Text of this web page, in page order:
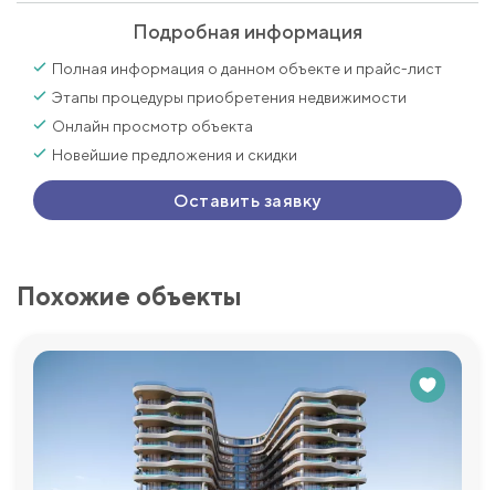
Подробная информация
Полная информация о данном объекте и прайс-лист
Этапы процедуры приобретения недвижимости
Онлайн просмотр объекта
Новейшие предложения и скидки
Оставить заявку
Похожие объекты